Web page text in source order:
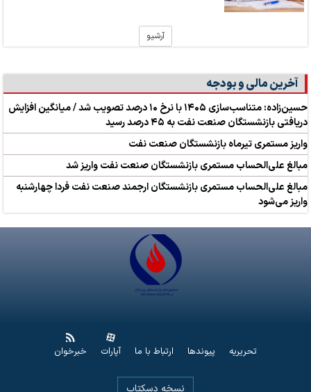
آرشیو
آخرین مالی و بودجه
حسین‌زاده: متناسب‌سازی ۱۴۰۵ با نرخ ۱۰ درصد تصویب شد / میانگین افزایش
دریافتی بازنشستگان صنعت نفت به ۴۵ درصد رسید
واریز مستمری تیرماه بازنشستگان صنعت نفت
مبالغ علی‌الحساب مستمری بازنشستگان صنعت نفت واریز شد
مبالغ علی‌الحساب مستمری بازنشستگان ارجمند صنعت نفت فردا چهارشنبه
واریز می‌شود
تحریریه پیوندها ارتباط با ما آپارات خبرخوان
نسخه دسکتاپ